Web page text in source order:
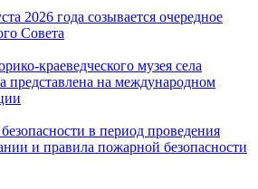
2026 года созывается очередное
Совета
краеведческого музея села
на международном
в период проведения
и правила пожарной безопасности